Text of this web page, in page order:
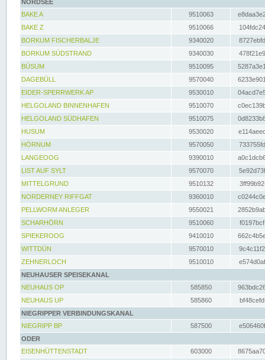
NORDSEE
BAKE A
9510063
BAKE Z
9510066
BORKUM FISCHERBALJE
9340020
BORKUM SÜDSTRAND
9340030
BÜSUM
9510095
DAGEBÜLL
9570040
EIDER-SPERRWERK AP
9530010
HELGOLAND BINNENHAFEN
9510070
HELGOLAND SÜDHAFEN
9510075
HUSUM
9530020
HÖRNUM
9570050
LANGEOOG
9390010
LIST AUF SYLT
9570070
MITTELGRUND
9510132
NORDERNEY RIFFGAT
9360010
PELLWORM ANLEGER
9550021
SCHARHÖRN
9510060
SPIEKEROOG
9410010
WITTDÜN
9570010
ZEHNERLOCH
9510010
NEUHAUSER SPEISEKANAL
NEUHAUS OP
585850
NEUHAUS UP
585860
NIEGRIPPER VERBINDUNGSKANAL
NIEGRIPP BP
587500
ODER
EISENHÜTTENSTADT
603000